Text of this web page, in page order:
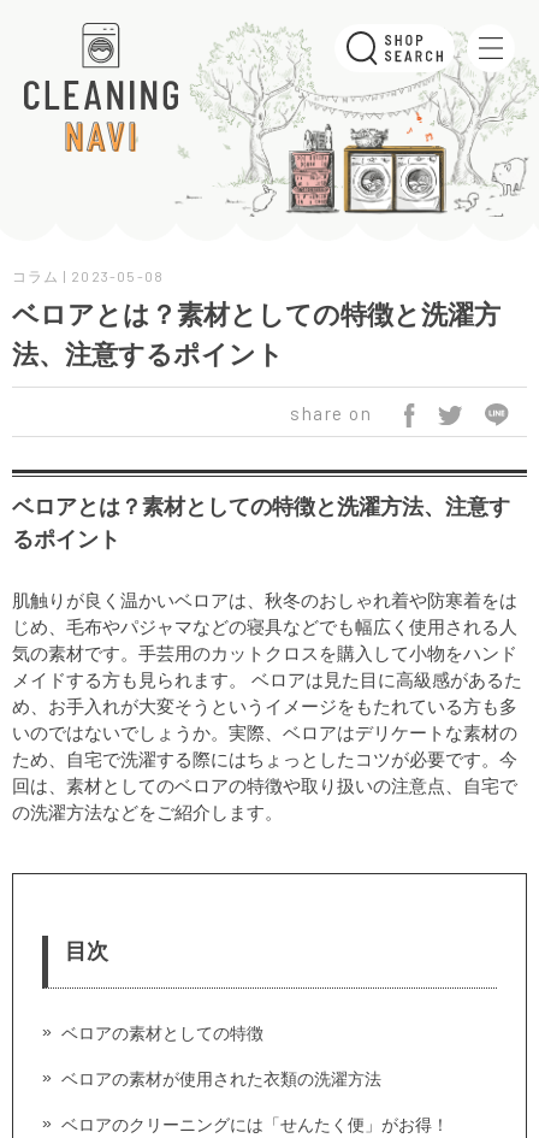
コラム | 2023-05-08
ベロアとは？素材としての特徴と洗濯方
法、注意するポイント
share on
ベロアとは？素材としての特徴と洗濯方法、注意す
るポイント
肌触りが良く温かいベロアは、秋冬のおしゃれ着や防寒着をは
じめ、毛布やパジャマなどの寝具などでも幅広く使用される人
気の素材です。手芸用のカットクロスを購入して小物をハンド
メイドする方も見られます。 ベロアは見た目に高級感があるた
め、お手入れが大変そうというイメージをもたれている方も多
いのではないでしょうか。実際、ベロアはデリケートな素材の
ため、自宅で洗濯する際にはちょっとしたコツが必要です。今
回は、素材としてのベロアの特徴や取り扱いの注意点、自宅で
の洗濯方法などをご紹介します。
目次
ベロアの素材としての特徴
ベロアの素材が使用された衣類の洗濯方法
ベロアのクリーニングには「せんたく便」がお得！